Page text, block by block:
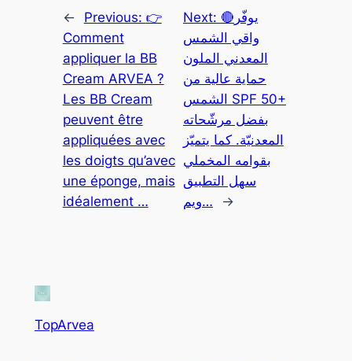
← Previous: 👉
Comment
appliquer la BB
Cream ARVEA ?
Les BB Cream
peuvent être
appliquées avec
les doigts qu’avec
une éponge, mais
idéalement …
Next: 🔴يوفّر
واقي الشمس
المعدني الملون
حماية عالية من
الشمس SPF 50+
بفضل مرشّحاته
المعدنيّة. كما يتميّز
بقوامه المخملي
سهل التطبيق
ويم…
→
TopArvea